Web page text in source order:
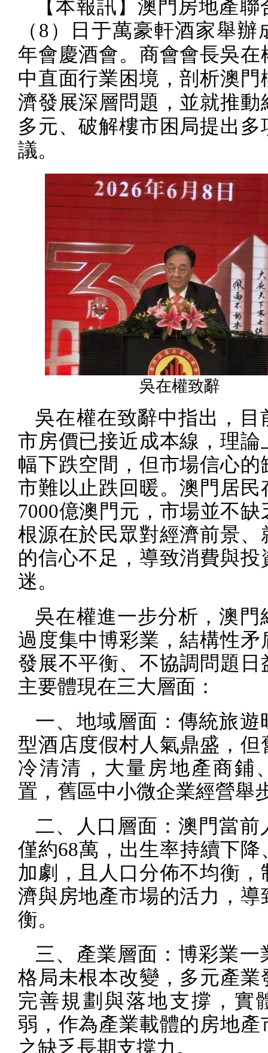
【本報訊】澳門房地產
（ 8 ）日于萬豪軒酒家舉辦
年會慶酒會。商會會長吳在
中直面行業困境，剖析澳門
濟發展深層問題，並就推動
多元、破解樓市困局提出多
議。
吳在權致辭
吳在權在致辭中指出，目
市房價已接近成本線，理論
幅下跌空間，但市場信心的
市難以止跌回暖。澳門居民
7000億澳門元，市場並不缺
根源在於民眾對經濟前景、
的信心不足，導致消費與投
迷。
吳在權進一步分析，澳門
過度集中博彩業，結構性矛
發展不平衡、不協調問題日
主要體現在三大層面：
一、地域層面：傳統旅遊
型酒店度假村人氣鼎盛，但
冷清清，大量房地產商鋪
置，舊區中小微企業經營舉
二、人口層面：澳門當前
僅約68萬，出生率持續下降
加劇，且人口分佈不均衡，
濟與房地產市場的活力，導
衡。
三、產業層面：博彩業一
格局未根本改變，多元產業
完善規劃與落地支撐，實
弱，作為產業載體的房地產
之缺乏長期支撐力。